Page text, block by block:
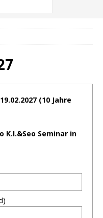
(10 Jahre
K.I.&Seo Seminar in